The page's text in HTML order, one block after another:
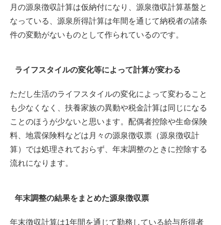
月の源泉徴収計算は仮納付になり、源泉徴収計算基盤と
なっている、源泉所得計算は年間を通じて納税者の諸条
件の変動がないものとして作られているのです。
ライフスタイルの変化等によって計算が変わる
ただし生活のライフスタイルの変化によって変わること
も少なくなく、扶養家族の異動や税金計算は同じになる
ことのほうが少ないと思います。配偶者控除や生命保険
料、地震保険料などは月々の源泉徴収票（源泉徴収計
算）では処理されておらず、年末調整のときに控除する
流れになります。
年末調整の結果をまとめた源泉徴収票
年末徴収計算は1年間を通じて勤務している給与所得者